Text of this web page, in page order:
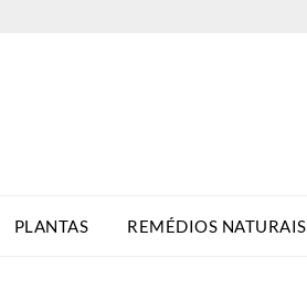
PLANTAS REMÉDIOS NATURAIS